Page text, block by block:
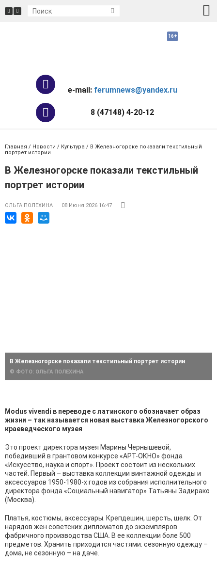
e-mail: ferumnews@yandex.ru
8 (47148) 4-20-12
Главная / Новости / Культура / В Железногорске показали текстильный
портрет истории
В Железногорске показали текстильный
портрет истории
ОЛЬГА ПОЛЕХИНА 08 Июня 2026 16:47
В Железногорске показали текстильный портрет истории
© ФОТО: ОЛЬГА ПОЛЕХИНА
Modus vivendi в переводе с латинского обозначает образ
жизни – так называется новая выставка Железногорского
краеведческого музея
Это проект директора музея Марины Чернышевой,
победивший в грантовом конкурсе «АРТ-ОКНО» фонда
«Искусство, наука и спорт». Проект состоит из нескольких
частей. Первый – выставка коллекции винтажной одежды и
аксессуаров 1950-1980-х годов из собрания исполнительного
директора фонда «Социальный навигатор» Татьяны Задирако
(Москва).
Платья, костюмы, аксессуары. Крепдешин, шерсть, шелк. От
нарядов жен советских дипломатов до экземпляров
фабричного производства США. В ее коллекции боле 500
предметов. Хранить приходится частями: сезонную одежду –
дома, не сезонную – на даче.